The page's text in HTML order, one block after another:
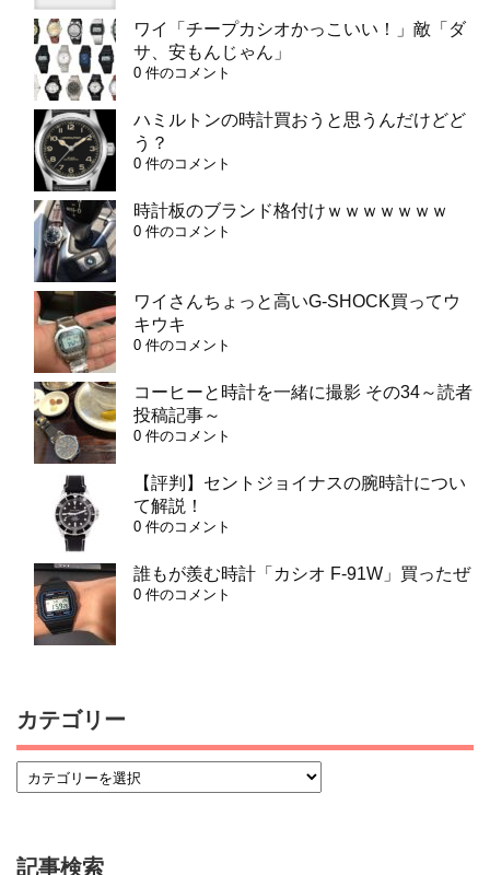
ワイ「チープカシオかっこいい！」敵「ダ
サ、安もんじゃん」
0 件のコメント
ハミルトンの時計買おうと思うんだけどど
う？
0 件のコメント
時計板のブランド格付けｗｗｗｗｗｗｗ
0 件のコメント
ワイさんちょっと高いG-SHOCK買ってウ
キウキ
0 件のコメント
コーヒーと時計を一緒に撮影 その34～読者
投稿記事～
0 件のコメント
【評判】セントジョイナスの腕時計につい
て解説！
0 件のコメント
誰もが羨む時計「カシオ F-91W」買ったぜ
0 件のコメント
カテゴリー
記事検索